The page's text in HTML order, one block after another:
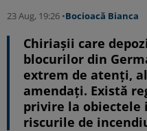
23 Aug, 19:26 •Bocioacă Bianca
Chiriașii care
blocurilor din
extrem de atenți,
amendați. Există
privire la obiectele
riscurile de